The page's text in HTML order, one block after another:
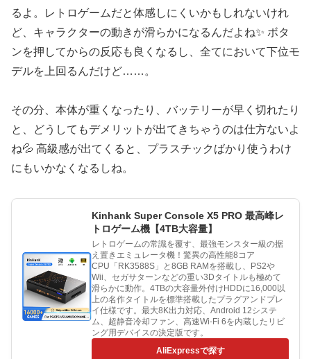
るよ。レトロゲームだと体感しにくいかもしれないけれ
ど、キャラクターの動きが滑らかになるんだよね✨ ボタ
ンを押してからの反応も良くなるし、全てにおいて下位モ
デルを上回るんだけど……。
その分、本体が重くなったり、バッテリーが早く切れたり
と、どうしてもデメリットが出てきちゃうのは仕方ないよ
ね💦 高級感が出てくると、プラスチックばかり使うわけ
にもいかなくなるしね。
Kinhank Super Console X5 PRO 最高峰レ
トロゲーム機【4TB大容量】
レトロゲームの常識を覆す、最強モンスター級の据
え置きエミュレータ機！驚異の高性能8コア
CPU「RK3588S」と8GB RAMを搭載し、PS2や
Wii、セガサターンなどの重い3Dタイトルも極めて
滑らかに動作。4TBの大容量外付けHDDに16,000以
上の名作タイトルを標準搭載したプラグアンドプレ
イ仕様です。最大8K出力対応、Android 12システ
ム、超静音冷却ファン、高速Wi-Fi 6を内蔵したリビ
ング用デバイスの決定版です。
AliExpressで探す